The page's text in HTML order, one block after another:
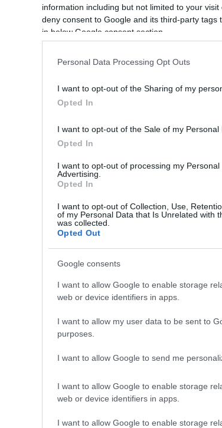
information including but not limited to your
deny consent to Google and its third-party
in below Google consent section.
Personal Data Processing Opt Outs
I want to opt-out of the Sharing of my
Opted In
I want to opt-out of the Sale of my Personal
Opted In
I want to opt-out of processing my Personal
Advertising.
Opted In
I want to opt-out of Collection, Use,
of my Personal Data that Is Unrelated with
was collected.
Opted Out
Google consents
I want to allow Google to enable storage
web or device identifiers in apps.
I want to allow my user data to be sent to
purposes.
I want to allow Google to send me
I want to allow Google to enable storage
web or device identifiers in apps.
I want to allow Google to enable storage
ruhákat rajzolt le,
lettek!
képére!
egyedi minták születhetnek egy-egy
is egészen máshogy néz ki, ha
is nagy figyelmet fektetett,
amely
A cikk folytatódik, lapozz!
1/3